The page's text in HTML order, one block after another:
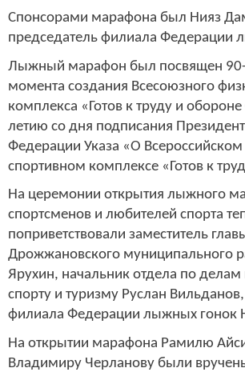
Спонсорами марафона был Нияз
председатель филиала Федерации
Лыжный марафон был посвящен
момента создания Всесоюзного
комплекса «Готов к труду и
летию со дня подписания
Федерации Указа «О Всероссийском
спортивном комплексе «Готов к
На церемонии открытия лыжного
спортсменов и любителей спорта
поприветствовали заместитель
Дрожжановского муниципального
Ярухин, начальник отдела по
спорту и туризму Руслан
филиала Федерации лыжных гонок
На открытии марафона Рамилю
Владимиру Черланову были